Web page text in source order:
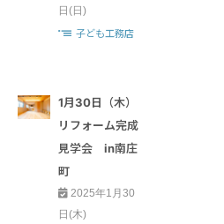
日(日)
子ども工務店
1月30日（木）
リフォーム完成
見学会 in南庄
町
2025年1月30
日(木)